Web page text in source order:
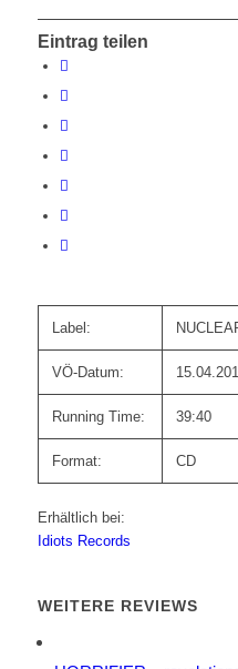
Eintrag teilen
Label:
VÖ-Datum:
Running Time: 39:40
Format: CD
Erhältlich bei:
Idiots Records
WEITERE REVIEWS